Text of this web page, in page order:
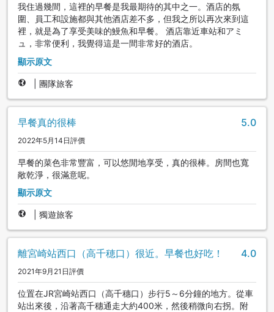
我住過幾間，這裡的早餐是我最期待的其中之一。酒店的氛
圍、員工和設施都與其他酒店差不多，但我之所以再次來到這
裡，就是為了享受美味的鰻魚和早餐。 酒店靠近車站和アミ
ュ，非常便利，我覺得這是一間非常好的酒店。
顯示原文
團隊旅客
早餐真的很棒 5.0
2022年5月14日評價
早餐的菜色非常豐富，可以悠閒地享受，真的很棒。房間也寬
敞乾淨，很滿意呢。
顯示原文
獨遊旅客
離宮崎站西口（高千穂口）很近。早餐也好吃！ 4.0
2021年9月21日評價
位置在JR宮崎站西口（高千穗口）步行5～6分鐘的地方。從車
站出來後，沿著高千穗通走大約400米，然後稍微向右拐。附